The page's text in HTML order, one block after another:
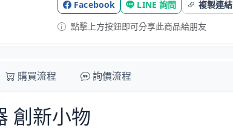
Facebook LINE 詢問
複製連結
點擊上方按鈕即可分享此商品給朋友
購買流程 詢價流程
創新小物